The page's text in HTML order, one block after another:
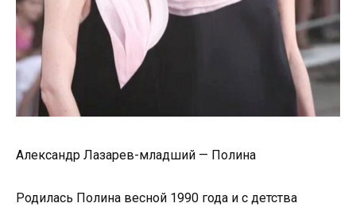
Александр Лазарев-младший — Полина
Родилась Полина весной 1990 года и с детства